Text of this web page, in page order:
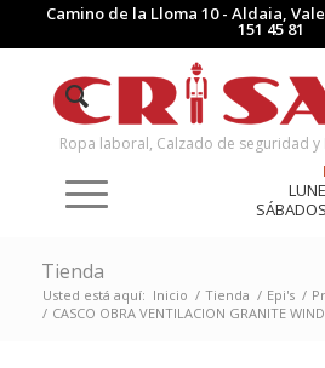
Camino de la Lloma 10 - Aldaia,
151 45 81
Ropa laboral, Calzado de seguridad y
Tienda
Usted está aquí: Inicio / Tienda / Epi's /
/ CASCO OBRA VENTILACION GRANITE